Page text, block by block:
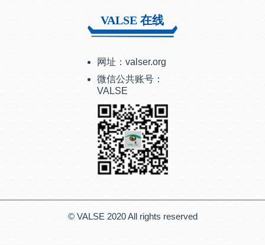
VALSE 在线
网址：valser.org
微信公共账号：
VALSE
© VALSE 2020 All rights reserved